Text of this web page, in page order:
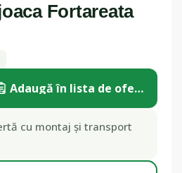
Fortareata
Adaugă în lista de ofertă
cu montaj și transport